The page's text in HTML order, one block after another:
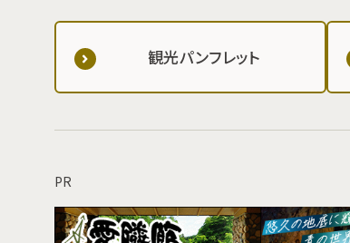
観光パンフレット
PR